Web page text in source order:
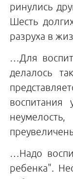
ринулись
Шесть
разруха в
…Для
делалось
воспитания
…Надо
ребенка".